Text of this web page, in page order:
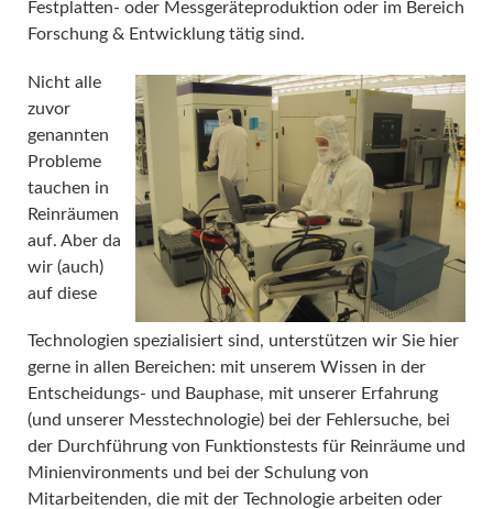
Festplatten- oder Messgeräteproduktion oder im Bereich
Forschung & Entwicklung tätig sind.
Nicht alle
zuvor
genannten
Probleme
tauchen in
Reinräumen
auf. Aber da
wir (auch)
auf diese
Technologien spezialisiert sind, unterstützen wir Sie hier
gerne in allen Bereichen: mit unserem Wissen in der
Entscheidungs- und Bauphase, mit unserer Erfahrung
(und unserer Messtechnologie) bei der Fehlersuche, bei
der Durchführung von Funktionstests für Reinräume und
Minienvironments und bei der Schulung von
Mitarbeitenden, die mit der Technologie arbeiten oder